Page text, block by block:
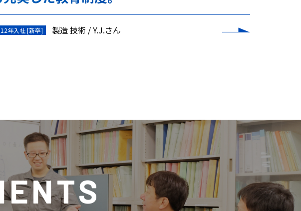
年入社 [新卒] 製造 技術 Y.J.さん